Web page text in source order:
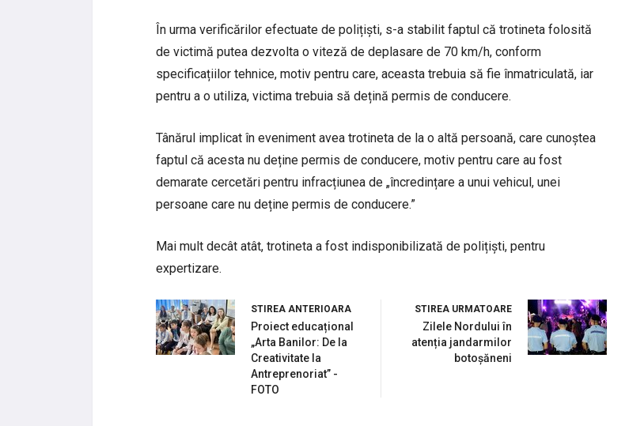
În urma verificărilor efectuate de polițiști, s-a stabilit faptul că trotineta folosită
de victimă putea dezvolta o viteză de deplasare de 70 km/h, conform
specificațiilor tehnice, motiv pentru care, aceasta trebuia să fie înmatriculată, iar
pentru a o utiliza, victima trebuia să dețină permis de conducere.
Tânărul implicat în eveniment avea trotineta de la o altă persoană, care cunoștea
faptul că acesta nu deține permis de conducere, motiv pentru care au fost
demarate cercetări pentru infracțiunea de „încredințare a unui vehicul, unei
persoane care nu deține permis de conducere.”
Mai mult decât atât, trotineta a fost indisponibilizată de polițiști, pentru
expertizare.
STIREA ANTERIOARA
Proiect educațional
„Arta Banilor: De la
Creativitate la
Antreprenoriat” -
FOTO
STIREA URMATOARE
Zilele Nordului în
atenția jandarmilor
botoșăneni